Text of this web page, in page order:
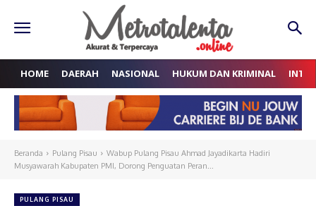
HOME DAERAH NASIONAL HUKUM DAN KRIMINAL
Beranda Pulang Pisau
Wabup Pulang Pisau Ahmad Jayadikarta Hadiri
Musyawarah Kabupaten PMI, Dorong Penguatan Peran...
PULANG PISAU